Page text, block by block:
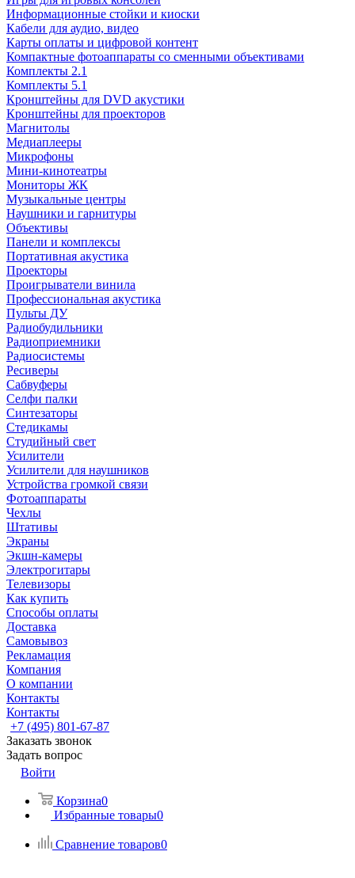
Информационные стойки и киоски
Кабели для аудио, видео
Карты оплаты и цифровой контент
Компактные фотоаппараты со сменными объективами
Комплекты 2.1
Комплекты 5.1
Кронштейны для DVD акустики
Кронштейны для проекторов
Магнитолы
Медиаплееры
Микрофоны
Мини-кинотеатры
Мониторы ЖК
Музыкальные центры
Наушники и гарнитуры
Объективы
Панели и комплексы
Портативная акустика
Проекторы
Проигрыватели винила
Профессиональная акустика
Пульты ДУ
Радиобудильники
Радиоприемники
Радиосистемы
Ресиверы
Сабвуферы
Селфи палки
Синтезаторы
Стедикамы
Студийный свет
Усилители
Усилители для наушников
Устройства громкой связи
Фотоаппараты
Чехлы
Штативы
Экраны
Экшн-камеры
Электрогитары
Телевизоры
Как купить
Способы оплаты
Доставка
Самовывоз
Рекламация
Компания
О компании
Контакты
Контакты
+7 (495) 801-67-87
Заказать звонок
Задать вопрос
Войти
Корзина0
Избранные товары0
Сравнение товаров0